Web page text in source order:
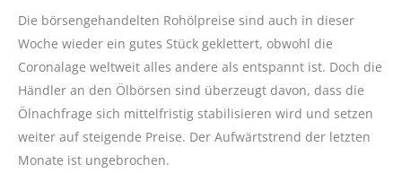
Die börsengehandelten Rohölpreise sind auch in dieser
Woche wieder ein gutes Stück geklettert, obwohl die
Coronalage weltweit alles andere als entspannt ist. Doch die
Händler an den Ölbörsen sind überzeugt davon, dass die
Ölnachfrage sich mittelfristig stabilisieren wird und setzen
weiter auf steigende Preise. Der Aufwärtstrend der letzten
Monate ist ungebrochen.